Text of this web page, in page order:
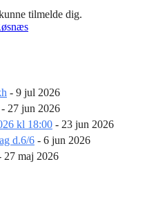
tilmelde dig.
- 9 jul 2026
- 27 jun 2026
kl 18:00 - 23 jun 2026
d.6/6 - 6 jun 2026
27 maj 2026